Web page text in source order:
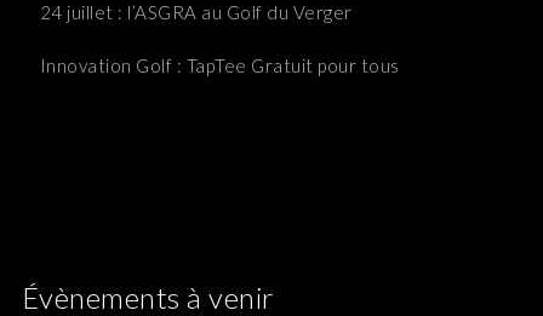
24 juillet : l’ASGRA au Golf du Verger
Innovation Golf : TapTee Gratuit pour tous
Évènements à venir